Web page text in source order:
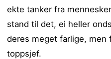
ekte tanker fra
stand til det, ei heller
deres meget farlige, men
toppsjef.